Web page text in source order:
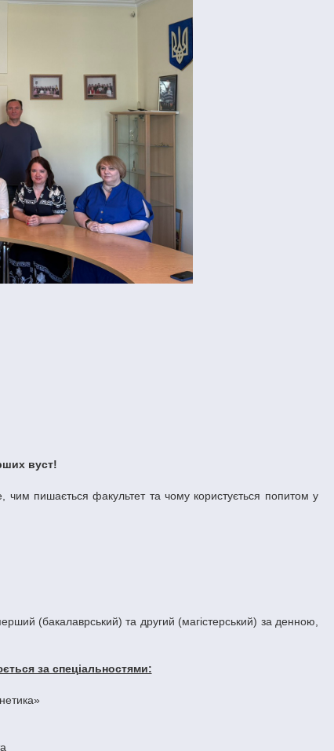
вуст!
чим пишається факультет та чому користується попитом у
(бакалаврський) та другий (магістерський) за денною,
за спеціальностями: